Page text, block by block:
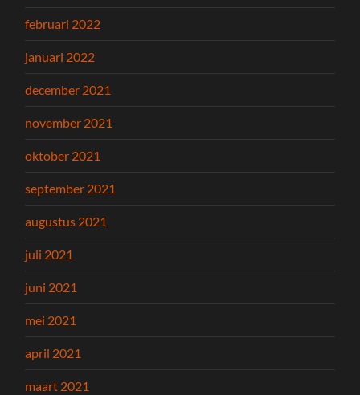
februari 2022
januari 2022
december 2021
november 2021
oktober 2021
september 2021
augustus 2021
juli 2021
juni 2021
mei 2021
april 2021
maart 2021